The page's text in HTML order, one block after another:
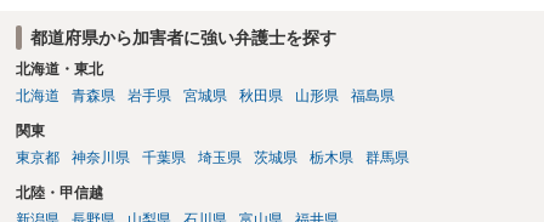
都道府県から加害者に強い弁護士を探す
北海道・東北
北海道
青森県 岩手県 宮城県 秋田県 山形県 福島県
関東
東京都
神奈川県 千葉県 埼玉県 茨城県 栃木県 群馬県
北陸・甲信越